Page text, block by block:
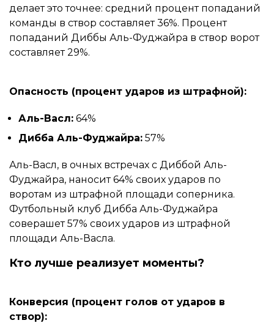
делает это точнее: средний процент попаданий
команды в створ составляет 36%. Процент
попаданий Диббы Аль-Фуджайра в створ ворот
составляет 29%.
Опасность (процент ударов из штрафной):
Аль-Васл: 64%
Дибба Аль-Фуджайра: 57%
Аль-Васл, в очных встречах с Диббой Аль-
Фуджайра, наносит 64% своих ударов по
воротам из штрафной площади соперника.
Футбольный клуб Дибба Аль-Фуджайра
соверашет 57% своих ударов из штрафной
площади Аль-Васла.
Кто лучше реализует моменты?
Конверсия (процент голов от ударов в
створ):